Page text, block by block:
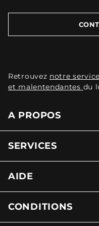
Retrouvez notre
et malentendantes du
A PROPOS
SERVICES
AIDE
CONDITIONS